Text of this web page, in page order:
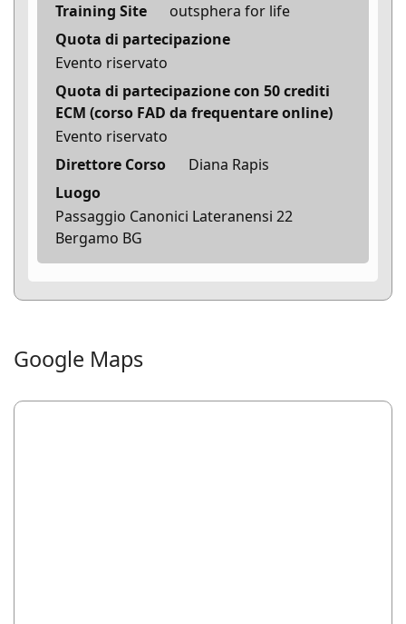
Training Site
outsphera for life
Quota di partecipazione
Evento riservato
Quota di partecipazione con 50 crediti
ECM (corso FAD da frequentare online)
Evento riservato
Direttore Corso
Diana Rapis
Luogo
Passaggio Canonici Lateranensi 22
Bergamo BG
Google Maps